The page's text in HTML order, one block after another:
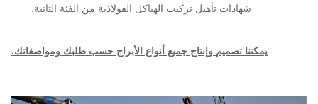
شهادات تأهيل تركيب الهياكل الفولاذية من الفئة الثانية.
يمكننا تصميم وإنتاج جميع أنواع الأبراج حسب طلبك ومواصفاتك.